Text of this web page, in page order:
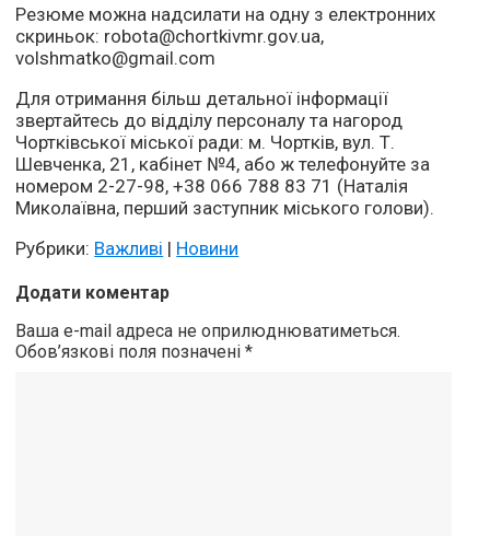
Резюме можна надсилати на одну з електронних
скриньок: robota@chortkivmr.gov.ua,
volshmatko@gmail.com
Для отримання більш детальної інформації
звертайтесь до відділу персоналу та нагород
Чортківської міської ради: м. Чортків, вул. Т.
Шевченка, 21, кабінет №4, або ж телефонуйте за
номером 2-27-98, +38 066 788 83 71 (Наталія
Миколаївна, перший заступник міського голови).
Рубрики: Важливі | Новини
Додати коментар
Ваша e-mail адреса не оприлюднюватиметься.
Обов’язкові поля позначені*